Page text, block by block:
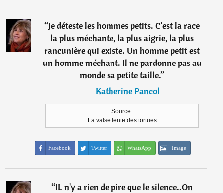
“Je déteste les hommes petits. C'est la race
la plus méchante, la plus aigrie, la plus
rancunière qui existe. Un homme petit est
un homme méchant. Il ne pardonne pas au
monde sa petite taille.”
―Katherine Pancol
Source:
La valse lente des tortues
Facebook Twitter WhatsApp Image
“IL n'y a rien de pire que le silence..On